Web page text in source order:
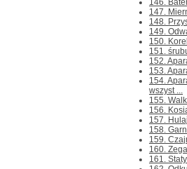
146.
147.
148.
149.
150.
151.
152.
153.
154.
wszyst ...
155.
156.
157.
158.
159.
160.
161.